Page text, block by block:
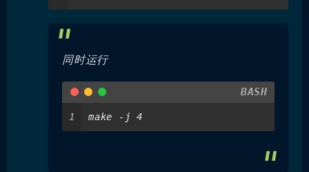
同时运行
BASH
1 make -j 4